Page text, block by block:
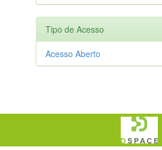
Tipo de Acesso
Acesso Aberto